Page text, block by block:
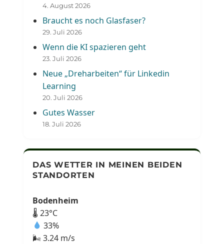
4. August 2026
Braucht es noch Glasfaser?
29. Juli 2026
Wenn die KI spazieren geht
23. Juli 2026
Neue „Dreharbeiten“ für Linkedin
Learning
20. Juli 2026
Gutes Wasser
18. Juli 2026
DAS WETTER IN MEINEN BEIDEN
STANDORTEN
Bodenheim
🌡 23°C
33%
🌬 3.24 m/s